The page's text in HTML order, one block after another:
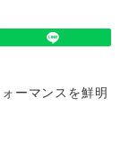
ーマンスを鮮明